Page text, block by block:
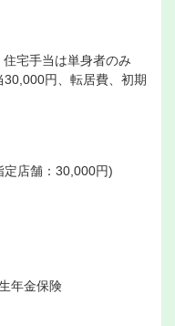
宅手当は単身者のみ
円、転居費、初期
店舗：30,000円)
年金保険